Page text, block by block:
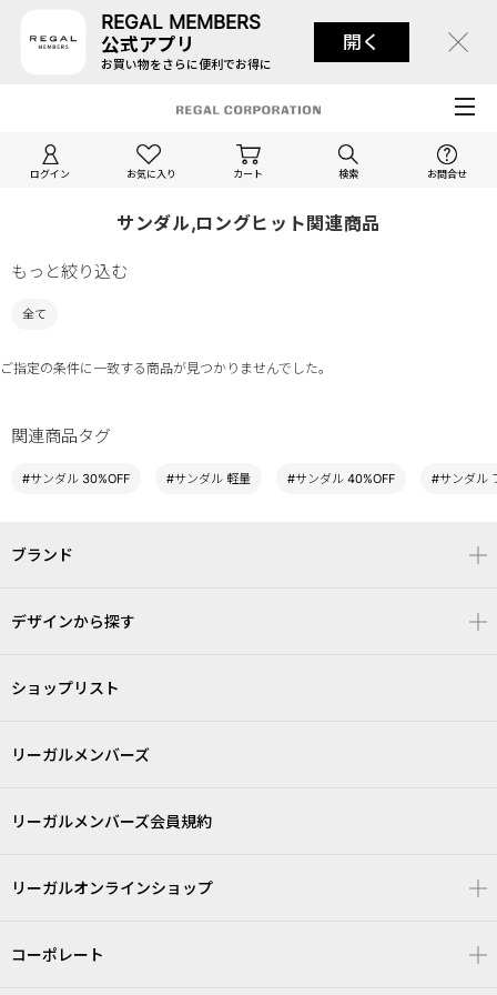
REGAL MEMBERS
公式アプリ
お買い物をさらに便利でお得に
開く
ログイン お気に入り カート 検索 お問合せ
サンダル,ロングヒット関連商品
もっと絞り込む
全て
ご指定の条件に一致する商品が見つかりませんでした。
関連商品タグ
#サンダル 30%OFF #サンダル 軽量 #サンダル 40%OFF #サンダル
ブランド
デザインから探す
ショップリスト
リーガルメンバーズ
リーガルメンバーズ会員規約
リーガルオンラインショップ
コーポレート